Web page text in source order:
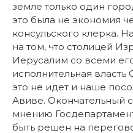
земле только один
это была не экономия
консульского клерка.
на том, что столицей
Иерусалим со всеми
исполнительная
это не идет и наше
Авиве. Окончательный
мнению
быть решен на